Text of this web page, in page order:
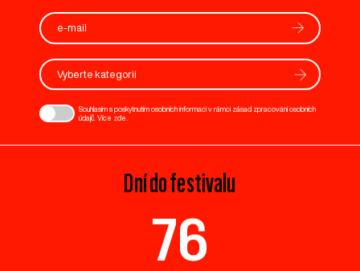
Vyberte kategorii
Souhlasím s poskytnutím osobních informací v rámci zásad zpracování osobních
údajů. Více zde
Dní do festivalu
76